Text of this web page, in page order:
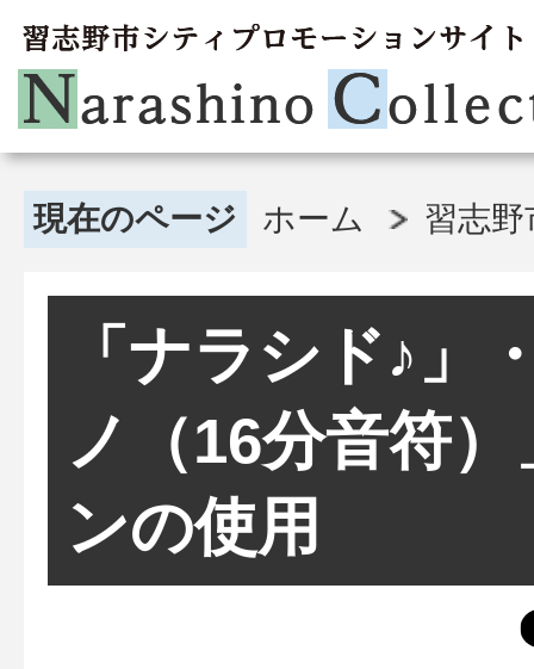
現在のページ ホーム 習志
「ナラシド♪」
ノ（16分音符
ンの使用